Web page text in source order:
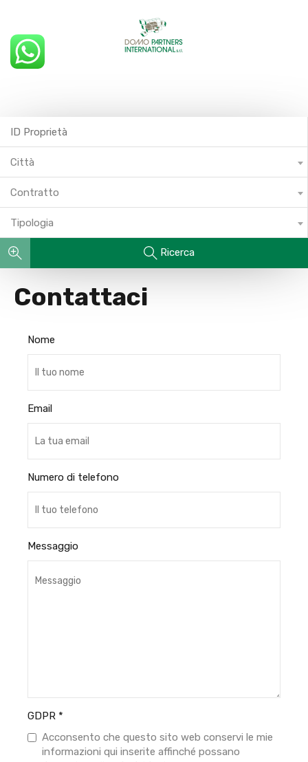
Città
Contratto
Tipologia
Ricerca
Contattaci
Nome
Email
Numero di telefono
Messaggio
GDPR *
Acconsento che questo sito web conservi le mie
informazioni qui inserite affinché possano